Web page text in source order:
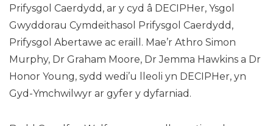
Prifysgol Caerdydd, ar y cyd â DECIPHer, Ysgol
Gwyddorau Cymdeithasol Prifysgol Caerdydd,
Prifysgol Abertawe ac eraill. Mae’r Athro Simon
Murphy, Dr Graham Moore, Dr Jemma Hawkins a Dr
Honor Young, sydd wedi’u lleoli yn DECIPHer, yn
Gyd-Ymchwilwyr ar gyfer y dyfarniad.